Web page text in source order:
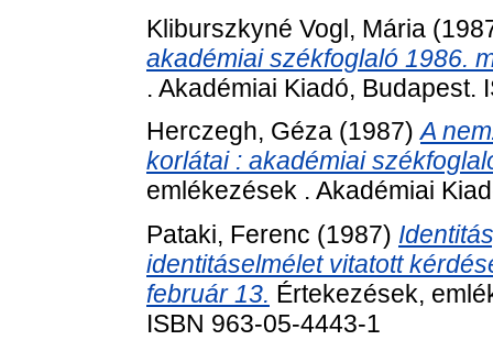
Kliburszkyné Vogl, Mária
akadémiai székfoglaló 1986.
. Akadémiai Kiadó, Budapest.
Herczegh, Géza (1987)A
korlátai : akadémiai
emlékezések . Akadémiai
Pataki, Ferenc (1987)
identitáselmélet vitatott
február 13. Értekezések,
ISBN 963-05-4443-1